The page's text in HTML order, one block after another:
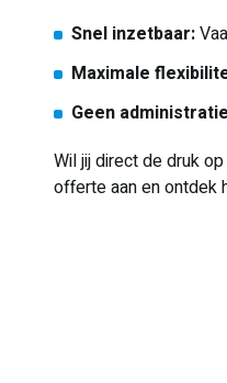
Snel inzetbaar:
Maximale
Geen
Wil jij direct de druk
offerte aan en ontdek